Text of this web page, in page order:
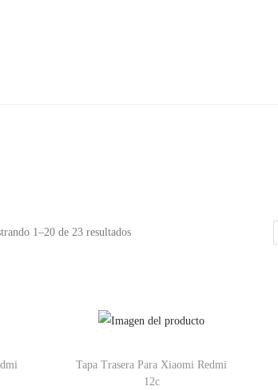
1–20de 23 resultados
Tapa Trasera Para Xiaomi Redmi
12c